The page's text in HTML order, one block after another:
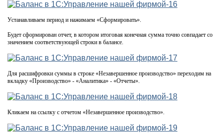
Устанавливаем период и нажимаем «Сформировать».
Будет сформирован отчет, в котором итоговая конечная сумма точно совпадает со
значением соответствующей строки в балансе.
Для расшифровки суммы в строке «Незавершенное производство» переходим на
вкладку «Производство» - «Аналитика» - «Отчеты».
Кликаем на ссылку с отчетом «Незавершенное производство».